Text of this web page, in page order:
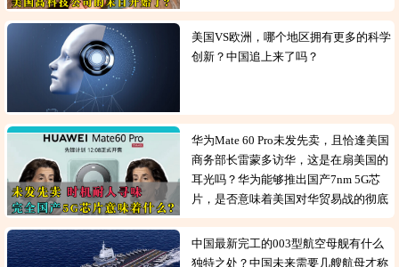
美国VS欧洲，哪个地区拥有更多的科学
创新？中国追上来了吗？
华为Mate 60 Pro未发先卖，且恰逢美国
商务部长雷蒙多访华，这是在扇美国的
耳光吗？华为能够推出国产7nm 5G芯
片，是否意味着美国对华贸易战的彻底
失败？
中国最新完工的003型航空母舰有什么
独特之处？中国未来需要几艘航母才称